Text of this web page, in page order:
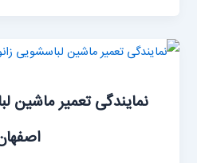
نمایندگی تعمیر ماشین